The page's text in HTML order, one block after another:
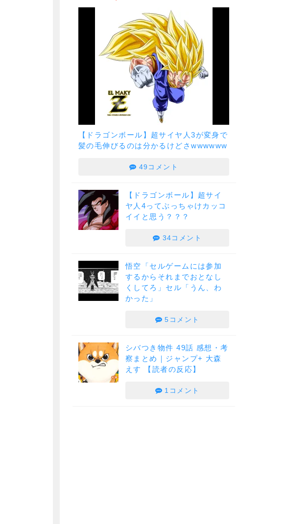
【ドラゴンボール】超サイヤ人3が変身で
髪の毛伸びるのは分かるけどさwwwwww
49コメント
【ドラゴンボール】超サイ
ヤ人4ってぶっちゃけカッコ
イイと思う？？？
34コメント
悟空「セルゲームには参加
するからそれまでおとなし
くしてろ」セル「うん、わ
かった」
5コメント
シバつき物件 49話 感想・考
察まとめ｜ジャンプ+ 大森
えす 【読者の反応】
1コメント